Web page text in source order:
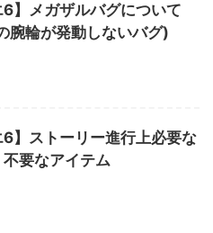
6】メガザルバグについて
腕輪が発動しないバグ)
6】ストーリー進行上必要な
要なアイテム